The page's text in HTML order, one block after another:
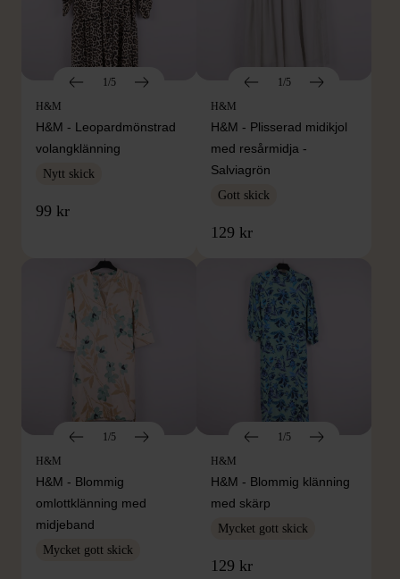
1/5
H&M
H&M - Leopardmönstrad
volangklänning
Nytt skick
99 kr
1/5
H&M
H&M - Plisserad midikjol
med resårmidja -
Salviagrön
Gott skick
129 kr
1/5
H&M
H&M - Blommig
omlottklänning med
midjeband
Mycket gott skick
1/5
H&M
H&M - Blommig klänning
med skärp
Mycket gott skick
129 kr